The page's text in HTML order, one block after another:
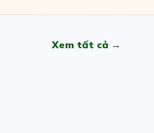
Xem tất cả →